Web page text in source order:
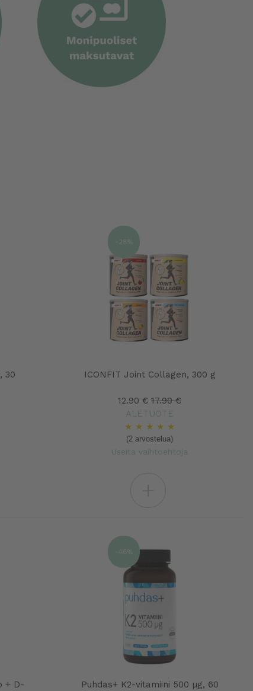
30
ICONFIT Joint Collagen, 300 g
12.90 € 17.90 €
ALETUOTE
★ ★ ★ ★ ★
(2 arvostelua)
Useita vaihtoehtoja
-28%
+ D-
Puhdas+ K2-vitamiini 500 µg, 60
-46%